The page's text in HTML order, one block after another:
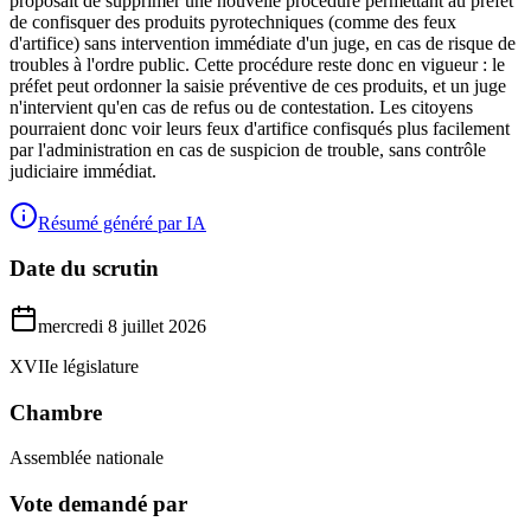
de confisquer des produits pyrotechniques (comme des feux
d'artifice) sans intervention immédiate d'un juge, en cas de risque de
troubles à l'ordre public. Cette procédure reste donc en vigueur : le
préfet peut ordonner la saisie préventive de ces produits, et un juge
n'intervient qu'en cas de refus ou de contestation. Les citoyens
pourraient donc voir leurs feux d'artifice confisqués plus facilement
par l'administration en cas de suspicion de trouble, sans contrôle
judiciaire immédiat.
Résumé généré par IA
Date du scrutin
mercredi 8 juillet 2026
XVIIe législature
Chambre
Assemblée nationale
Vote demandé par